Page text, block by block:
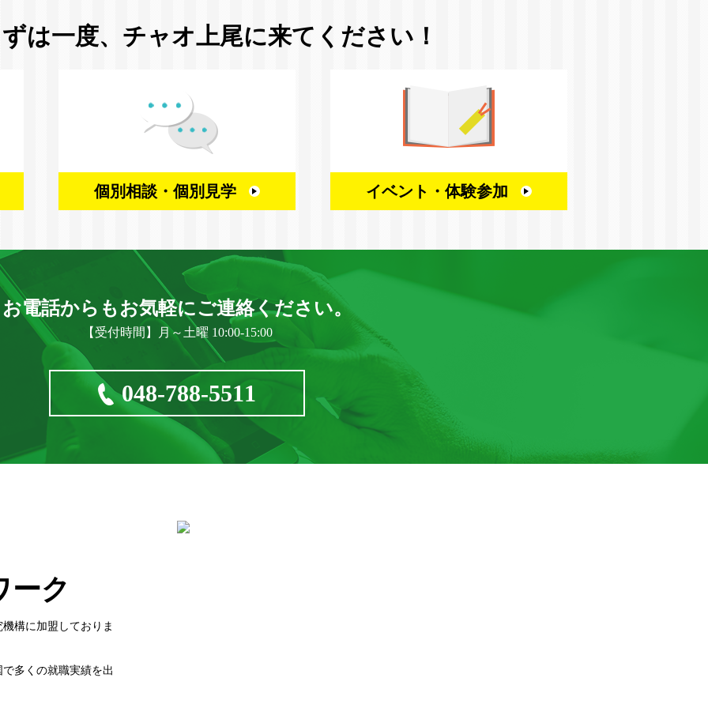
は一度、 チャオ上尾に来てください！
個別相談・ 個別見学 イベント・ 体験参加
お電話からもお気軽にご連絡ください。
【受付時間】月～土曜 10:00-15:00
048-788-5511
ーク
構に加盟しておりま
多くの就職実績を出